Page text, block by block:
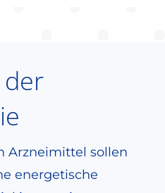
Arzneimittel sollen
energetische